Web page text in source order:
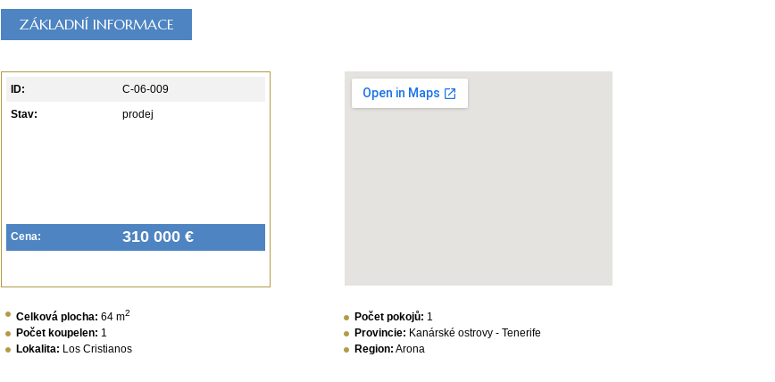
ZÁKLADNÍ INFORMACE
ID: C-06-009
Stav: prodej
Cena: 310 000 €
Celková plocha: 64 m2 Počet pokojů: 1
Počet koupelen: 1 Provincie: Kanárské ostrovy - Tenerife
Lokalita: Los Cristianos Region: Arona